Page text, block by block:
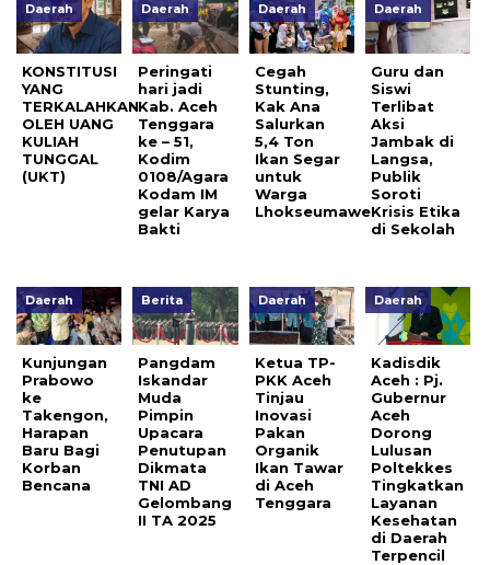
Daerah
KONSTITUSI
YANG
TERKALAHKAN
OLEH UANG
KULIAH
TUNGGAL
(UKT)
Daerah
Peringati
hari jadi
Kab. Aceh
Tenggara
ke – 51,
Kodim
0108/Agara
Kodam IM
gelar Karya
Bakti
Daerah
Cegah
Stunting,
Kak Ana
Salurkan
5,4 Ton
Ikan Segar
untuk
Warga
Lhokseumawe
Daerah
Guru dan
Siswi
Terlibat
Aksi
Jambak di
Langsa,
Publik
Soroti
Krisis Etika
di Sekolah
Daerah
Kunjungan
Prabowo
ke
Takengon,
Harapan
Baru Bagi
Korban
Bencana
Berita
Pangdam
Iskandar
Muda
Pimpin
Upacara
Penutupan
Dikmata
TNI AD
Gelombang
II TA 2025
Daerah
Ketua TP-
PKK Aceh
Tinjau
Inovasi
Pakan
Organik
Ikan Tawar
di Aceh
Tenggara
Daerah
Kadisdik
Aceh : Pj.
Gubernur
Aceh
Dorong
Lulusan
Poltekkes
Tingkatkan
Layanan
Kesehatan
di Daerah
Terpencil